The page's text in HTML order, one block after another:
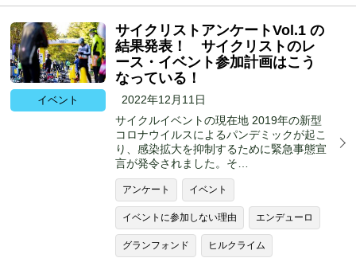
イベント
サイクリストアンケートVol.1 の
結果発表！ サイクリストのレ
ース・イベント参加計画はこう
なっている！
2022年12月11日
サイクルイベントの現在地 2019年の新型
コロナウイルスによるパンデミックが起こ
り、感染拡大を抑制するために緊急事態宣
言が発令されました。そ…
アンケート イベント
イベントに参加しない理由 エンデューロ
グランフォンド ヒルクライム